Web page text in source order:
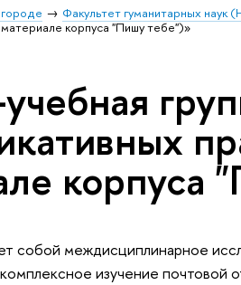
Факультет гуманитарных наук
корпуса "Пишу тебе")»
корпуса
собой междисциплинарное
изучение почтовой